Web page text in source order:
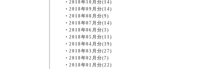
・ 2018年10月分(14)
・ 2018年09月分(14)
・ 2018年08月分(9)
・ 2018年07月分(14)
・ 2018年06月分(3)
・ 2018年05月分(11)
・ 2018年04月分(39)
・ 2018年03月分(27)
・ 2018年02月分(7)
・ 2018年01月分(22)